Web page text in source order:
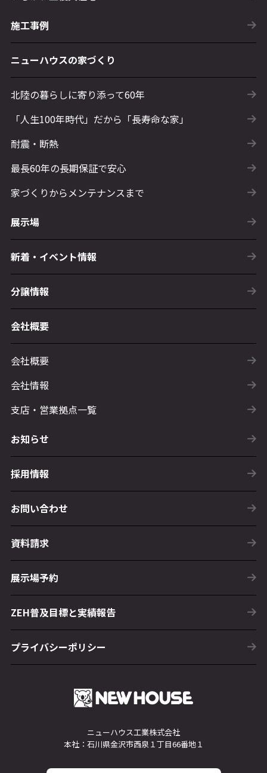
ニューハウス工業株式会社
本社：石川県金沢市西泉１丁目66番地１
施工事例
ニューハウスの家づくり
北陸の暮らしに寄り添って60年
「人生100年時代」だから「長寿命な家」
耐震・断熱
最長60年の長期保証で安心
家づくりからメンテナンスまで
展示場
新着・イベント情報
分譲情報
会社概要
会社概要
会社情報
支店・営業拠点一覧
お知らせ
採用情報
お問い合わせ
資料請求
展示場予約
ZEH普及目標と実績報告
プライバシーポリシー